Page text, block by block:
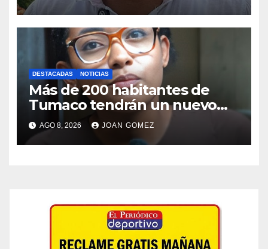
DESTACADAS NOTICIAS
Más de 200 habitantes de
Tumaco tendrán un nuevo
puente palafítico
AGO 8, 2026 JOAN GOMEZ